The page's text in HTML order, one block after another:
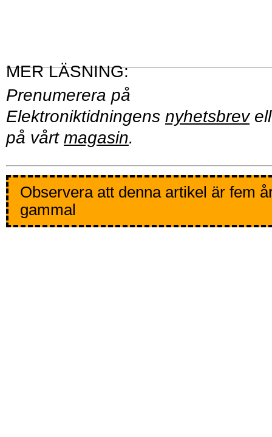
Prenumerera på
Elektroniktidningens nyhetsbrev
på vårt magasin.
Observera att denna artikel är fem
gammal